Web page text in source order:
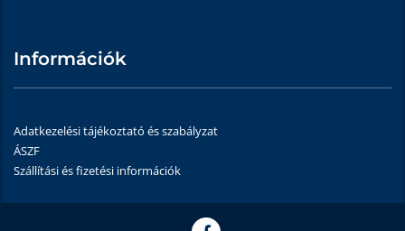
Információk
Adatkezelési tájékoztató és szabályzat
ÁSZF
Szállítási és fizetési információk